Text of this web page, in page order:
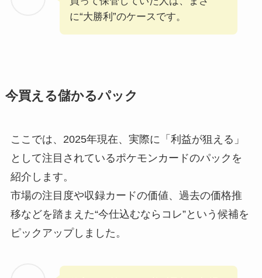
に“大勝利”のケースです。
今買える儲かるパック
ここでは、2025年現在、実際に「利益が狙える」
として注目されているポケモンカードのパックを
紹介します。
市場の注目度や収録カードの価値、過去の価格推
移などを踏まえた“今仕込むならコレ”という候補を
ピックアップしました。